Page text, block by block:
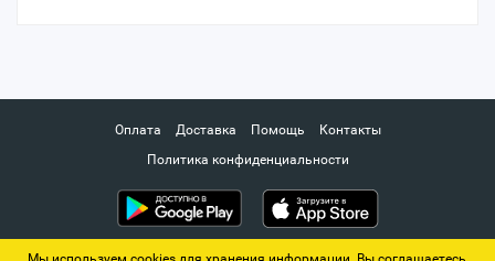
Оплата Доставка Помощь
Контакты
Политика конфиденциальности